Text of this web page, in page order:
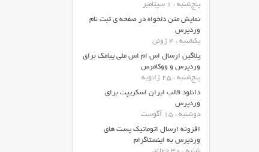
پنج‌شنبه ، 1 سپتامبر
نمایش متن دلخواه در صفحه ی ثبت نام
وردپرس
یکشنبه ، 4 ژوئن
پلاگین ارسال اس ام اس ملی پیامک برای
وردپرس و ووکامرس
پنج‌شنبه ، 25 ژانویه
دانلود قالب ایران اسکریپت برای
وردپرس
دوشنبه ، 15 آگوست
افزونه ارسال اتوماتیک پست های
وردپرس به اینستاگرام